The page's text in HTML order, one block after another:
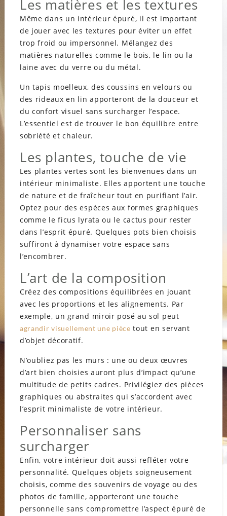
Les matières et les textures
Même dans un intérieur épuré, il est important
de jouer avec les textures pour éviter un effet
trop froid ou impersonnel. Mélangez des
matières naturelles comme le bois, le lin ou la
laine avec du verre ou du métal.
Un tapis moelleux, des coussins en velours ou
des rideaux en lin apporteront de la douceur et
du confort visuel sans surcharger l’espace.
L’essentiel est de trouver le bon équilibre entre
sobriété et chaleur.
Les plantes, touche de vie
Les plantes vertes sont les bienvenues dans un
intérieur minimaliste. Elles apportent une touche
de nature et de fraîcheur tout en purifiant l’air.
Optez pour des espèces aux formes graphiques
comme le ficus lyrata ou le cactus pour rester
dans l’esprit épuré. Quelques pots bien choisis
suffiront à dynamiser votre espace sans
l’encombrer.
L’art de la composition
Créez des compositions équilibrées en jouant
avec les proportions et les alignements. Par
exemple, un grand miroir posé au sol peut
agrandir visuellement une pièce tout en servant
d’objet décoratif.
N’oubliez pas les murs : une ou deux œuvres
d’art bien choisies auront plus d’impact qu’une
multitude de petits cadres. Privilégiez des pièces
graphiques ou abstraites qui s’accordent avec
l’esprit minimaliste de votre intérieur.
Personnaliser sans
surcharger
Enfin, votre intérieur doit aussi refléter votre
personnalité. Quelques objets soigneusement
choisis, comme des souvenirs de voyage ou des
photos de famille, apporteront une touche
personnelle sans compromettre l’aspect épuré de